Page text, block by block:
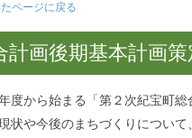
ページに戻る
計画後期基本計画
度から始まる「第２次紀宝町
状や今後のまちづくりについ